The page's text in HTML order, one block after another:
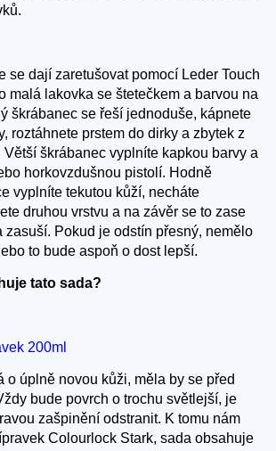
se dají zaretušovat pomocí Leder Touch
malá lakovka se štetečkem a barvou na
škrábanec se řeší jednoduše, kápnete
roztáhnete prstem do dirky a zbytek z
Větší škrábanec vyplníte kapkou barvy a
horkovzdušnou pistolí. Hodně
vyplníte tekutou kůží, necháte
druhou vrstvu a na závěr se to zase
zasuší. Pokud je odstín přesný, nemělo
to bude aspoň o dost lepší.
tato sada?
200ml
o úplně novou kůži, měla by se před
bude povrch o trochu světlejší, je
zašpinění odstranit. K tomu nám
Colourlock Stark, sada obsahuje